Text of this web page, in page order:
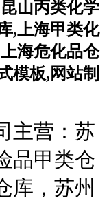
主营：苏
品甲类仓
库，苏州